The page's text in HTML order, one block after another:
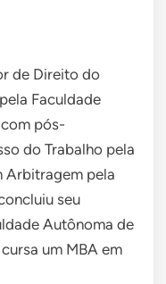
de Direito do
Faculdade
pós-
do Trabalho pela
Arbitragem pela
seu
Autônoma de
um MBA em